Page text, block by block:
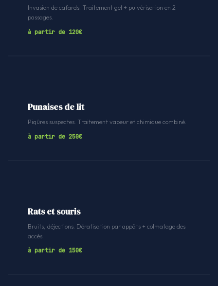
Invasion de cafards. Traitement gel + pulvérisation en 2
passages.
à partir de 120€
Punaises de lit
Piqûres suspectes. Traitement vapeur et chimique combiné.
à partir de 250€
Rats et souris
Bruits, déjections. Dératisation par appâts + colmatage des
accès.
à partir de 150€